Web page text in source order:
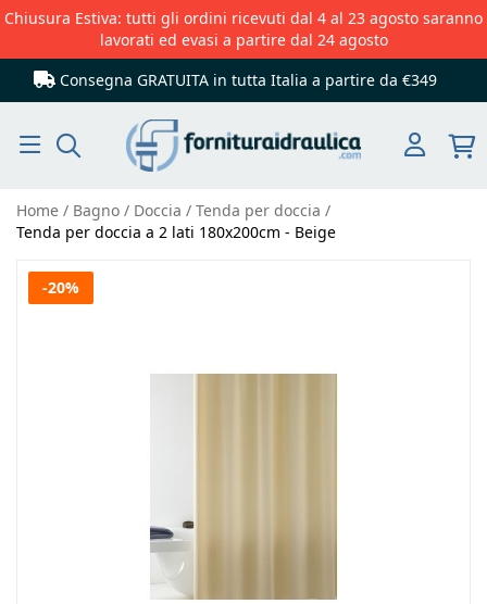
Chiusura Estiva: tutti gli ordini ricevuti dal 4 al 23 agosto saranno
lavorati ed evasi a partire dal 24 agosto
Consegna GRATUITA in tutta Italia a partire da €349
Home Bagno Doccia
Tenda per doccia
Tenda per doccia a 2 lati 180x200cm - Beige
Vai
-20%